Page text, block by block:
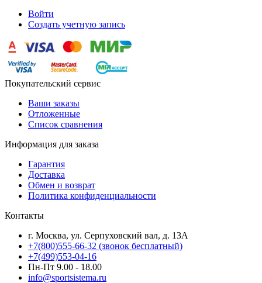
Войти
Создать учетную запись
Покупательский сервис
Ваши заказы
Отложенные
Список сравнения
Информация для заказа
Гарантия
Доставка
Обмен и возврат
Политика конфиденциальности
Контакты
г. Москва, ул. Серпуховский вал, д. 13А
+7(800)555-66-32 (звонок бесплатный)
+7(499)553-04-16
Пн-Пт 9.00 - 18.00
info@sportsistema.ru